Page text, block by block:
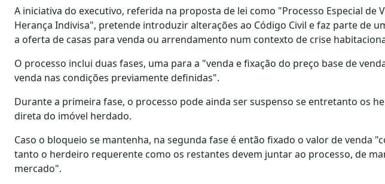
A iniciativa do executivo, referida na proposta de lei como "Processo Especial de
Herança Indivisa", pretende introduzir alterações ao Código Civil e faz parte de
a oferta de casas para venda ou arrendamento num contexto de crise
O processo inclui duas fases, uma para a "venda e fixação do preço base de
venda nas condições previamente definidas".
Durante a primeira fase, o processo pode ainda ser suspenso se entretanto os
direta do imóvel herdado.
Caso o bloqueio se mantenha, na segunda fase é então fixado o valor de venda
tanto o herdeiro requerente como os restantes devem juntar ao processo, de
mercado".